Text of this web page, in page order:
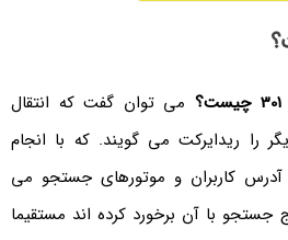
می توان گفت که انتقال
را ریدایرکت می گویند. که با انجام
روی یک آدرس کاربران و موتورهای جستجو می
جستجو با آن برخورد کرده اند مستقیما